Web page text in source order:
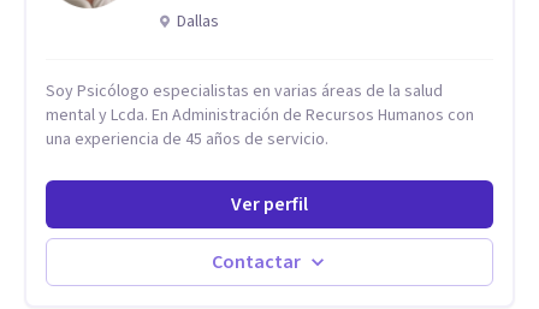
Dallas
Soy Psicólogo especialistas en varias áreas de la salud
mental y Lcda. En Administración de Recursos Humanos con
una experiencia de 45 años de servicio.
Ver perfil
Contactar